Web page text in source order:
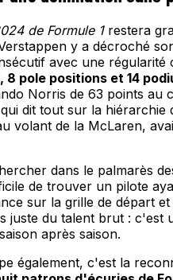
de Formule 1restera
y a décroché
avec une
8 pole positions et 14
Norris de 63 points au
dit tout sur la hiérarchie
volant de la McLaren,
dans le palmarès
de trouver un pilote
sur la grille de départ et
juste du talent brut : c'est
après saison.
également, c'est la